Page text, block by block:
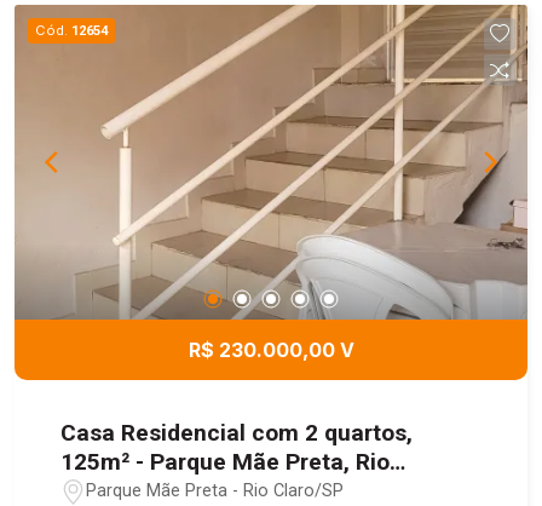
Cód. 12654
R$ 230.000,00 V
Casa Residencial com 2 quartos,
125m² - Parque Mãe Preta, Rio
Claro/SP
Parque Mãe Preta - Rio Claro/SP